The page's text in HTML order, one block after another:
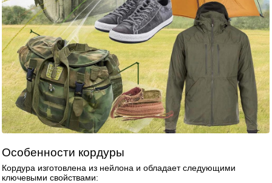
Особенности кордуры
Кордура изготовлена из нейлона и обладает следующими
ключевыми свойствами: